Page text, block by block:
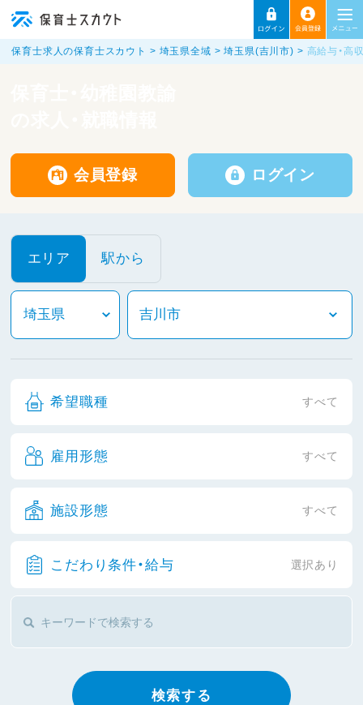
保育士求人の保育士スカウト 埼玉県全域 埼玉県(吉川市) 高給与・高
会員登録 ログイン
エリア 駅から
希望職種 すべて
雇用形態 すべて
施設形態 すべて
こだわり条件・給与 選択あり
検索する